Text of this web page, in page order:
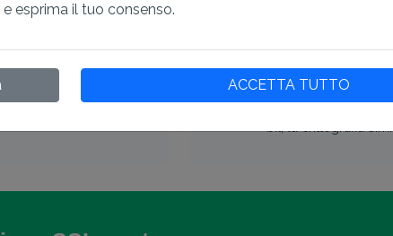
con i browser
avviso SSL durante
Dettagli tecnici
Il certificato in
dell'industria,
bit, la crittografia
esprima il tuo consenso.
ACCETTA TUTTO